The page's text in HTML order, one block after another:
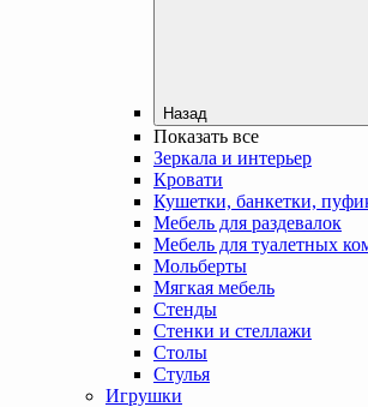
Назад
Показать все
Зеркала и интерьер
Кровати
Кушетки, банкетки,
Мебель для раздевалок
Мебель для туалетных
Мольберты
Мягкая мебель
Стенды
Стенки и стеллажи
Столы
Стулья
Игрушки